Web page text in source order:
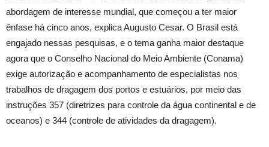
abordagem de interesse mundial, que começou a ter maior
ênfase há cinco anos, explica Augusto Cesar. O Brasil está
engajado nessas pesquisas, e o tema ganha maior destaque
agora que o Conselho Nacional do Meio Ambiente (Conama)
exige autorização e acompanhamento de especialistas nos
trabalhos de dragagem dos portos e estuários, por meio das
instruções 357 (diretrizes para controle da água continental e de
oceanos) e 344 (controle de atividades da dragagem).